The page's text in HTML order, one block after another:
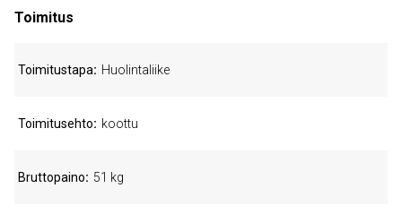
Toimitus
Toimitustapa Huolintaliike
Toimitusehto koottu
Bruttopaino 51 kg